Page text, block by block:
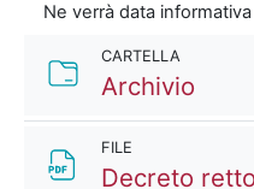
Ne verrà data
CARTELLA
Archivio
FILE
Decreto